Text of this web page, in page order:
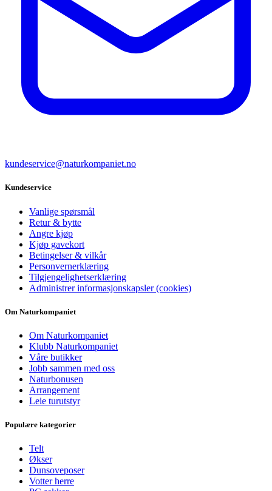
kundeservice@naturkompaniet.no
Kundeservice
Vanlige spørsmål
Retur & bytte
Angre kjøp
Kjøp gavekort
Betingelser & vilkår
Personvernerklæring
Tilgjengelighetserklæring
Administrer informasjonskapsler (cookies)
Om Naturkompaniet
Om Naturkompaniet
Klubb Naturkompaniet
Våre butikker
Jobb sammen med oss
Naturbonusen
Arrangement
Leie turutstyr
Populære kategorier
Telt
Økser
Dunsoveposer
Votter herre